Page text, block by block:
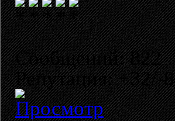
Сообщений: 822
Репутация: +32/-8